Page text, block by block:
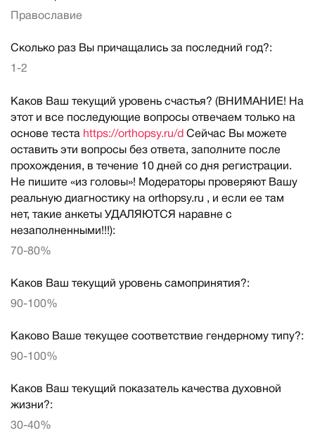
Православие
Сколько раз Вы причащались за последний год?:
1-2
Каков Ваш текущий уровень счастья? (ВНИМАНИЕ! На
этот и все последующие вопросы отвечаем только на
основе теста https://orthopsy.ru/d Сейчас Вы можете
оставить эти вопросы без ответа, заполните после
прохождения, в течение 10 дней со дня регистрации.
Не пишите «из головы»! Модераторы проверяют Вашу
реальную диагностику на orthopsy.ru , и если ее там
нет, такие анкеты УДАЛЯЮТСЯ наравне с
незаполненными!!!):
70-80%
Каков Ваш текущий уровень самопринятия?:
90-100%
Каково Ваше текущее соответствие гендерному типу?:
90-100%
Каков Ваш текущий показатель качества духовной
жизни?:
30-40%